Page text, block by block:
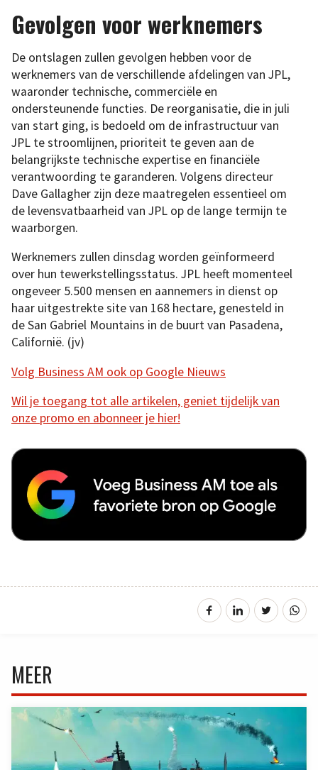
Gevolgen voor werknemers
De ontslagen zullen gevolgen hebben voor de
werknemers van de verschillende afdelingen van JPL,
waaronder technische, commerciële en
ondersteunende functies. De reorganisatie, die in juli
van start ging, is bedoeld om de infrastructuur van
JPL te stroomlijnen, prioriteit te geven aan de
belangrijkste technische expertise en financiële
verantwoording te garanderen. Volgens directeur
Dave Gallagher zijn deze maatregelen essentieel om
de levensvatbaarheid van JPL op de lange termijn te
waarborgen.
Werknemers zullen dinsdag worden geïnformeerd
over hun tewerkstellingsstatus. JPL heeft momenteel
ongeveer 5.500 mensen en aannemers in dienst op
haar uitgestrekte site van 168 hectare, genesteld in
de San Gabriel Mountains in de buurt van Pasadena,
Californië. (jv)
Volg Business AM ook op Google Nieuws
Wil je toegang tot alle artikelen, geniet tijdelijk van
onze promo en abonneer je hier!
MEER